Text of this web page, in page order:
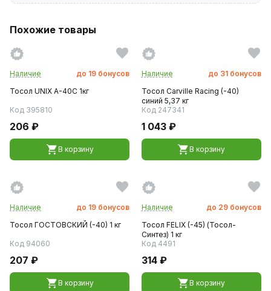
Похожие товары
Наличие до 19 бонусов
Тосол UNIX A-40C 1кг
Код 395810
206 ₽
В корзину
Наличие до 31 бонусов
Тосол Carville Racing (-40)
синий 5,37 кг
Код 247341
1 043 ₽
В корзину
Наличие до 19 бонусов
Тосол ГОСТОВСКИЙ (-40) 1 кг
Код 94060
207 ₽
В корзину
Наличие до 29 бонусов
Тосол FELIX (-45) (Тосол-
Синтез) 1 кг
Код 4491
314 ₽
В корзину